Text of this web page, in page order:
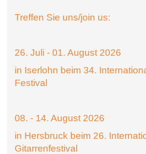
Treffen Sie uns/join us:
26. Juli - 01. August 2026
in Iserlohn beim 34.
Festival
08. - 14. August 2026
in Hersbruck beim 26.
Gitarrenfestival